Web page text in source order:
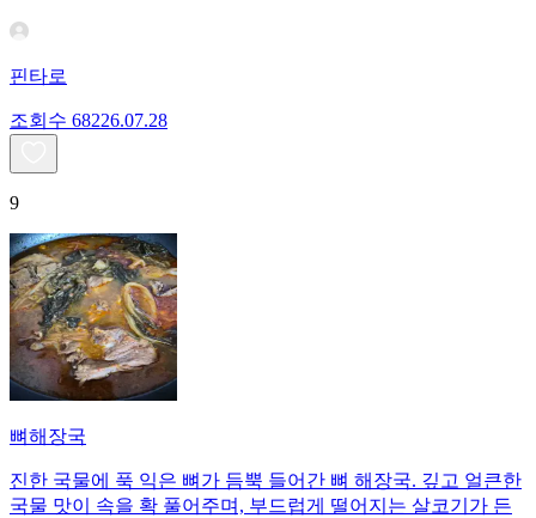
핀타로
조회수 68226.07.28
9
뼈해장국
진한 국물에 푹 익은 뼈가 듬뿍 들어간 뼈 해장국. 깊고 얼큰한
국물 맛이 속을 확 풀어주며, 부드럽게 떨어지는 살코기가 든